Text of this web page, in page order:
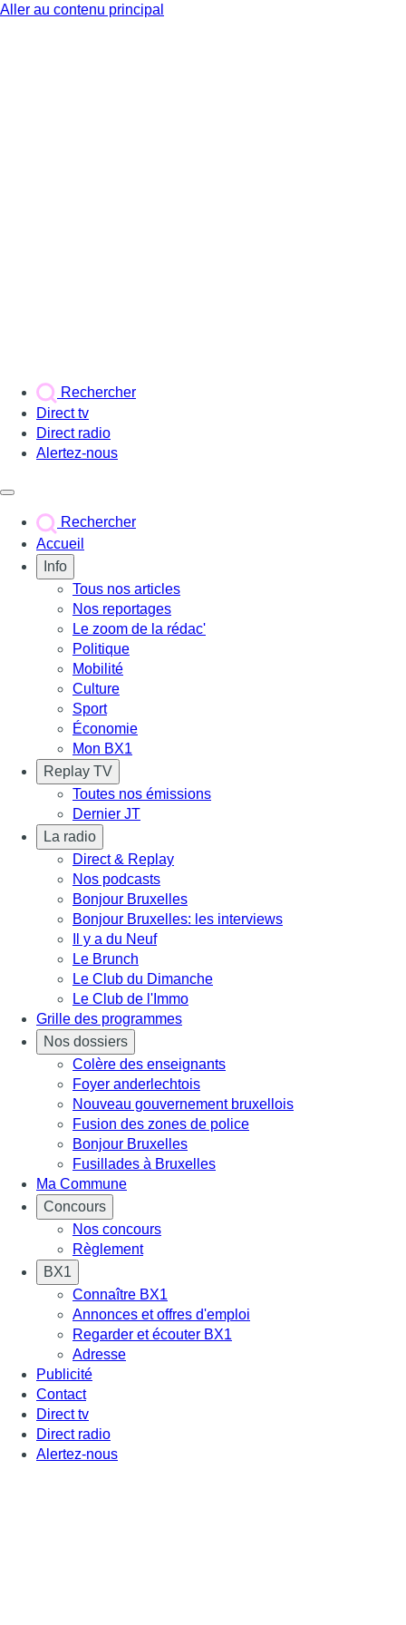
Aller au contenu principal
Rechercher
Direct tv
Direct radio
Alertez-nous
Rechercher
Accueil
Info
Tous nos articles
Nos reportages
Le zoom de la rédac'
Politique
Mobilité
Culture
Sport
Économie
Mon BX1
Replay TV
Toutes nos émissions
Dernier JT
La radio
Direct & Replay
Nos podcasts
Bonjour Bruxelles
Bonjour Bruxelles: les interviews
Il y a du Neuf
Le Brunch
Le Club du Dimanche
Le Club de l'Immo
Grille des programmes
Nos dossiers
Colère des enseignants
Foyer anderlechtois
Nouveau gouvernement bruxellois
Fusion des zones de police
Bonjour Bruxelles
Fusillades à Bruxelles
Ma Commune
Concours
Nos concours
Règlement
BX1
Connaître BX1
Annonces et offres d'emploi
Regarder et écouter BX1
Adresse
Publicité
Contact
Direct tv
Direct radio
Alertez-nous